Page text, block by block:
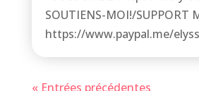
SOUTIENS-MOI!/SUPPORT
https://www.paypal.me/
« Entrées précédentes